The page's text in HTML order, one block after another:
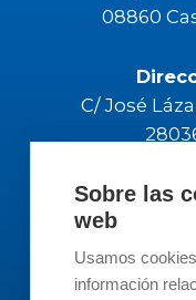
Sobre las
web
Usamos
información
08860
C/ José